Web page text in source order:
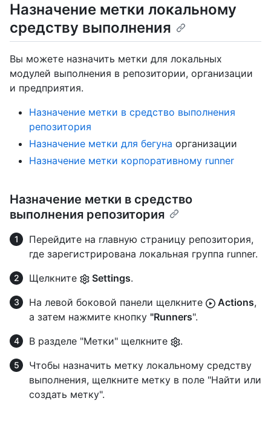
Назначение метки локальному
средству выполнения
Вы можете назначить метки для локальных
модулей выполнения в репозитории, организации
и предприятия.
Назначение метки в средство выполнения
репозитория
Назначение метки для бегуна организации
Назначение метки корпоративному runner
Назначение метки в средство
выполнения репозитория
Перейдите на главную страницу репозитория,
где зарегистрирована локальная группа runner.
Щелкните
Settings.
На левой боковой панели щелкните
Actions,
а затем нажмите кнопку "Runners".
В разделе "Метки" щелкните
.
Чтобы назначить метку локальному средству
выполнения, щелкните метку в поле "Найти или
создать метку".